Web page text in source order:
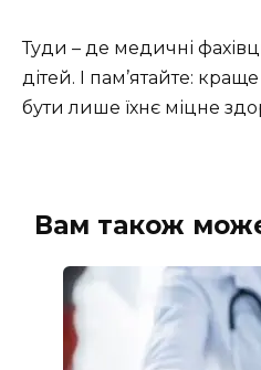
Туди – де медичні
дітей. І пам’ятайте:
бути лише їхнє міцне
Вам також